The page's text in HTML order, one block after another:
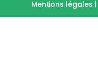
Mentions légales |